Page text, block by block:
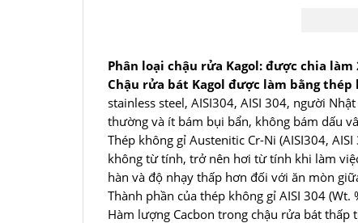
Phân loại chậu rửa Kagol: được chia
Chậu rửa bát Kagol được làm bằng thép
stainless steel, AISI304, AISI 304, người
thường và ít bám bụi bẩn, không bám dấu
Thép không gỉ Austenitic Cr-Ni (AISI304,
không từ tính, trở nên hơi từ tính khi làm
hàn và độ nhạy thấp hơn đối với ăn mòn
Thành phần của thép không gỉ AISI 304
Hàm lượng Cacbon trong chậu rửa bát